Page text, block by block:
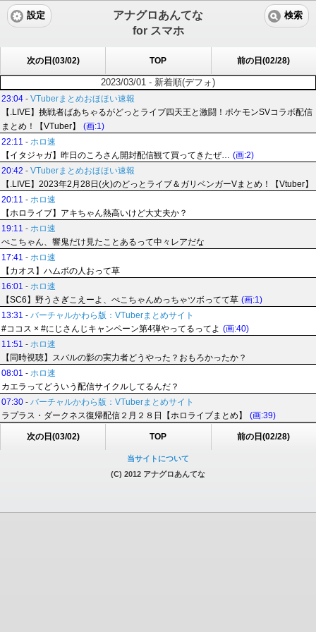
アナグロあんてな
for スマホ
設定 検索
次の日(03/02) TOP 前の日(02/28)
2023/03/01 - 新着順(デフォ)
23:04 - VTuberまとめおほほい速報
【.LIVE】挑戦者ばあちゃるがどっとライブ四天王と激闘！ポケモンSVコラボ配信
まとめ！【VTuber】
(画:1)
22:11 - ホロ速
【イタジャガ】昨日のころさん開封配信観て買ってきたぜ…
(画:2)
20:42 - VTuberまとめおほほい速報
【.LIVE】2023年2月28日(火)のどっとライブ＆ガリベンガーVまとめ！【Vtuber】
20:11 - ホロ速
【ホロライブ】アキちゃん熱高いけど大丈夫か？
19:11 - ホロ速
ぺこちゃん、響鬼だけ見たことあるって中々レアだな
17:41 - ホロ速
【カオス】ハムボの人おって草
16:01 - ホロ速
【SC6】野うさぎこえーよ、ぺこちゃんめっちゃツボってて草 (画:1)
13:31 - バーチャルかわら版：VTuberまとめサイト
#ココス × #にじさんじキャンペーン第4弾やってるってよ (画:40)
11:51 - ホロ速
【同時視聴】スバルの影の実力者どうやった？おもろかったか？
08:01 - ホロ速
カエラってどういう配信サイクルしてるんだ？
07:30 - バーチャルかわら版：VTuberまとめサイト
ラプラス・ダークネス復帰配信２月２８日【ホロライブまとめ】
(画:39)
次の日(03/02) TOP 前の日(02/28)
当サイトについて
(C) 2012 アナグロあんてな